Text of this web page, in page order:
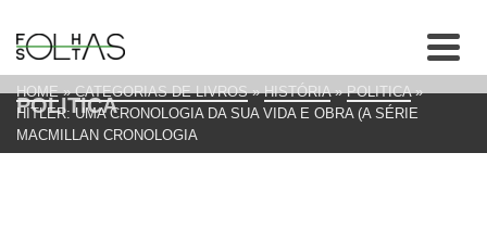
POLITICA
HOME » CATEGORIAS DE LIVROS » HISTÓRIA » POLITICA »
HITLER: UMA CRONOLOGIA DA SUA VIDA E OBRA (A SÉRIE
MACMILLAN CRONOLOGIA